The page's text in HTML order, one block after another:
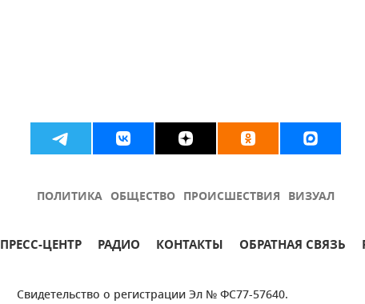
ПОЛИТИКА ОБЩЕСТВО ПРОИСШЕСТВИЯ ВИЗУАЛ
ПРЕСС-ЦЕНТР РАДИО КОНТАКТЫ ОБРАТНАЯ СВЯЗЬ
Свидетельство о регистрации Эл № ФС77-57640.